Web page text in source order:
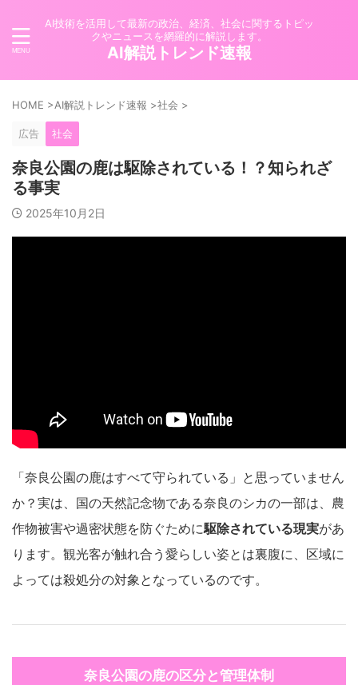
AI技術を活用して最新の政治、経済、社会に関するトピッ
クやニュースを網羅的に解説します。
AI解説トレンド速報
HOME >AI解説トレンド速報 >社会 >
広告 社会
奈良公園の鹿は駆除されている！？知られざ
る事実
2025年10月2日
「奈良公園の鹿はすべて守られている」と思っていません
か？実は、国の天然記念物である奈良のシカの一部は、農
作物被害や過密状態を防ぐために駆除されている現実があ
ります。観光客が触れ合う愛らしい姿とは裏腹に、区域に
よっては殺処分の対象となっているのです。
奈良公園の鹿の区分と管理体制